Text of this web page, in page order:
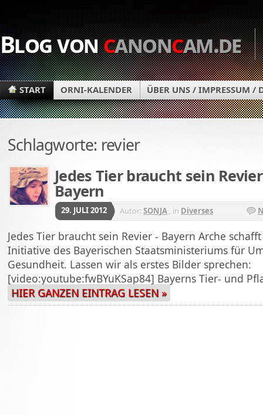
Blog voncanoncam.de
START ORNI-KALENDER ÜBER UNS / IMPRESSUM /
Schlagworte: revier
Jedes Tier braucht sein
Bayern
29. JULI 2012 Autor:SONJA , in Diverses
Jedes Tier braucht sein Revier - Bayern Arche
Initiative des Bayerischen Staatsministeriums für
Gesundheit. Lassen wir als erstes Bilder sprechen:
[video:youtube:fwBYuKSap84] Bayerns Tier- und
HIER GANZEN EINTRAG LESEN »